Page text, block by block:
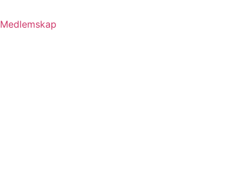
Medlemskap